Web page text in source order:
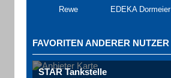
Rewe EDEKA Dormeier
FAVORITEN ANDERER NUTZER
STAR Tankstelle